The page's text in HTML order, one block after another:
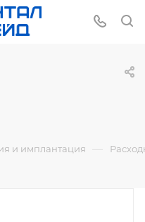
и имплантация —